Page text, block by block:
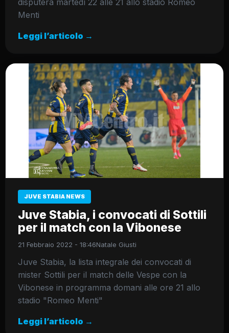
disputerà martedì 22 alle 21 allo stadio Romeo
Menti
Leggi l’articolo →
JUVE STABIA NEWS
Juve Stabia, i convocati di Sottili
per il match con la Vibonese
21 Febbraio 2022 - 18:46Natale Giusti
Juve Stabia, la lista integrale dei convocati di
mister Sottili per il match delle Vespe con la
Vibonese in programma domani alle ore 21 allo
stadio "Romeo Menti"
Leggi l’articolo →